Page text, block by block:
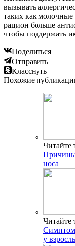
вызывать
таких как
рацион больше
чтобы поддержать
Поделиться
Отправить
Класснуть
Похожие
Читайте
Причины
носа
Читайте
у